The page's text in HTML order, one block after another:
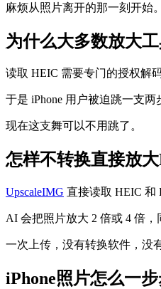
麻烦从照片离开的那一刻开始
为什么大多数放大
读取 HEIC 需要专门的授权解
于是 iPhone 用户被迫跳一支
现在这支舞可以不用跳了。
怎样不转换直接放
UpscaleIMG 直接读取 HEIC 和
AI 会把照片放大 2 倍或 4 倍
一次上传，没有转换软件，没
iPhone照片怎么一